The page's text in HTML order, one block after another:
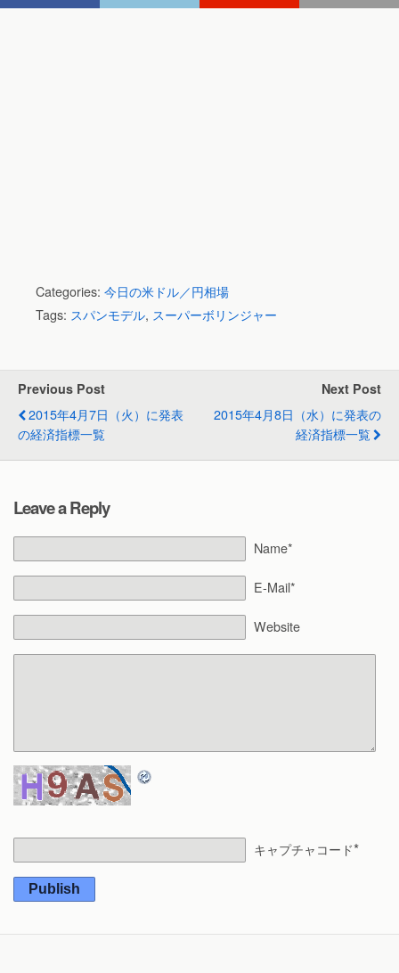
Categories: 今日の米ドル／円相場
Tags: スパンモデル, スーパーボリンジャー
Previous Post
2015年4月7日（火）に発表
の経済指標一覧
Next Post
2015年4月8日（水）に発表の
経済指標一覧
Leave a Reply
Name*
E-Mail*
Website
キャプチャコード*
Publish